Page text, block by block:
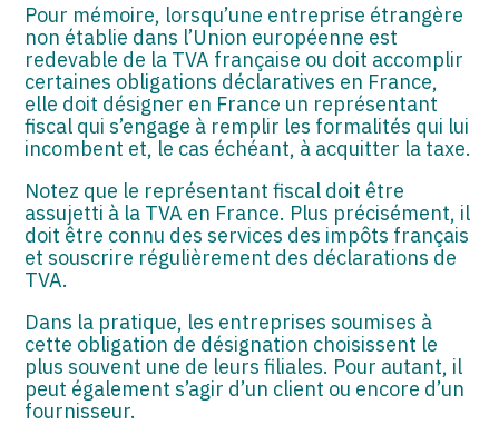
Pour mémoire, lorsqu’une entreprise étrangère
non établie dans l’Union européenne est
redevable de la TVA française ou doit accomplir
certaines obligations déclaratives en France,
elle doit désigner en France un représentant
fiscal qui s’engage à remplir les formalités qui lui
incombent et, le cas échéant, à acquitter la taxe.
Notez que le représentant fiscal doit être
assujetti à la TVA en France. Plus précisément, il
doit être connu des services des impôts français
et souscrire régulièrement des déclarations de
TVA.
Dans la pratique, les entreprises soumises à
cette obligation de désignation choisissent le
plus souvent une de leurs filiales. Pour autant, il
peut également s’agir d’un client ou encore d’un
fournisseur.